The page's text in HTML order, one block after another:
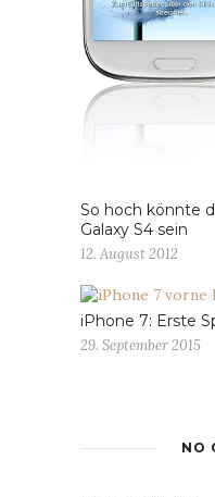
So hoch könnte
Galaxy S4 sein
12. August 2012
iPhone 7: Erste
29. September 2015
NO